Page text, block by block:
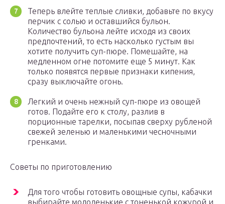
Теперь влейте теплые сливки, добавьте по вкусу
перчик с солью и оставшийся бульон.
Количество бульона лейте исходя из своих
предпочтений, то есть насколько густым вы
хотите получить суп-пюре. Помешайте, на
медленном огне потомите еще 5 минут. Как
только появятся первые признаки кипения,
сразу выключайте огонь.
Легкий и очень нежный суп-пюре из овощей
готов. Подайте его к столу, разлив в
порционные тарелки, посыпав сверху рубленой
свежей зеленью и маленькими чесночными
гренками.
Советы по приготовлению
Для того чтобы готовить овощные супы, кабачки
выбирайте молоденькие с тоненькой кожурой и